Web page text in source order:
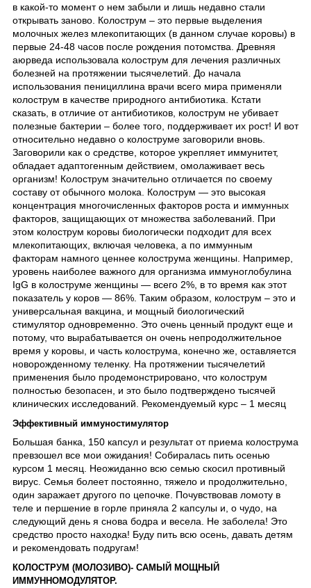
в какой-то момент о нем забыли и лишь недавно стали
открывать заново. Колострум – это первые выделения
молочных желез млекопитающих (в данном случае коровы) в
первые 24-48 часов после рождения потомства. Древняя
аюрведа использовала колострум для лечения различных
болезней на протяжении тысячелетий. До начала
использования пенициллина врачи всего мира применяли
колострум в качестве природного антибиотика. Кстати
сказать, в отличие от антибиотиков, колострум не убивает
полезные бактерии – более того, поддерживает их рост! И вот
относительно недавно о колоструме заговорили вновь.
Заговорили как о средстве, которое укрепляет иммунитет,
обладает адаптогенным действием, омолаживает весь
организм! Колострум значительно отличается по своему
составу от обычного молока. Колострум ― это высокая
концентрация многочисленных факторов роста и иммунных
факторов, защищающих от множества заболеваний. При
этом колострум коровы биологически подходит для всех
млекопитающих, включая человека, а по иммунным
факторам намного ценнее колострума женщины. Например,
уровень наиболее важного для организма иммуноглобулина
IgG в колоструме женщины ― всего 2%, в то время как этот
показатель у коров ― 86%. Таким образом, колострум – это и
универсальная вакцина, и мощный биологический
стимулятор одновременно. Это очень ценный продукт еще и
потому, что вырабатывается он очень непродолжительное
время у коровы, и часть колострума, конечно же, оставляется
новорожденному теленку. На протяжении тысячелетий
применения было продемонстрировано, что колострум
полностью безопасен, и это было подтверждено тысячей
клинических исследований. Рекомендуемый курс – 1 месяц
Эффективный иммуностимулятор
Большая банка, 150 капсул и результат от приема колострума
превзошел все мои ожидания! Собиралась пить осенью
курсом 1 месяц. Неожиданно всю семью скосил противный
вирус. Семья болеет постоянно, тяжело и продолжительно,
один заражает другого по цепочке. Почувствовав ломоту в
теле и першение в горле приняла 2 капсулы и, о чудо, на
следующий день я снова бодра и весела. Не заболела! Это
средство просто находка! Буду пить всю осень, давать детям
и рекомендовать подругам!
КОЛОСТРУМ (МОЛОЗИВО)- САМЫЙ МОЩНЫЙ
ИММУННОМОДУЛЯТОР.